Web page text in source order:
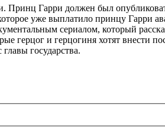
Принц Гарри должен был
уже выплатило принцу Гарри
сериалом, который
герцог и герцогиня хотят внести
государства.